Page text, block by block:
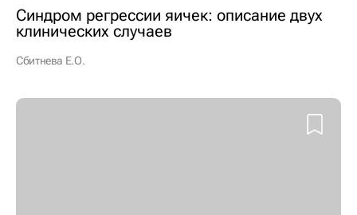
Синдром регрессии яичек: описание двух
клинических случаев
Сбитнева Е.О.